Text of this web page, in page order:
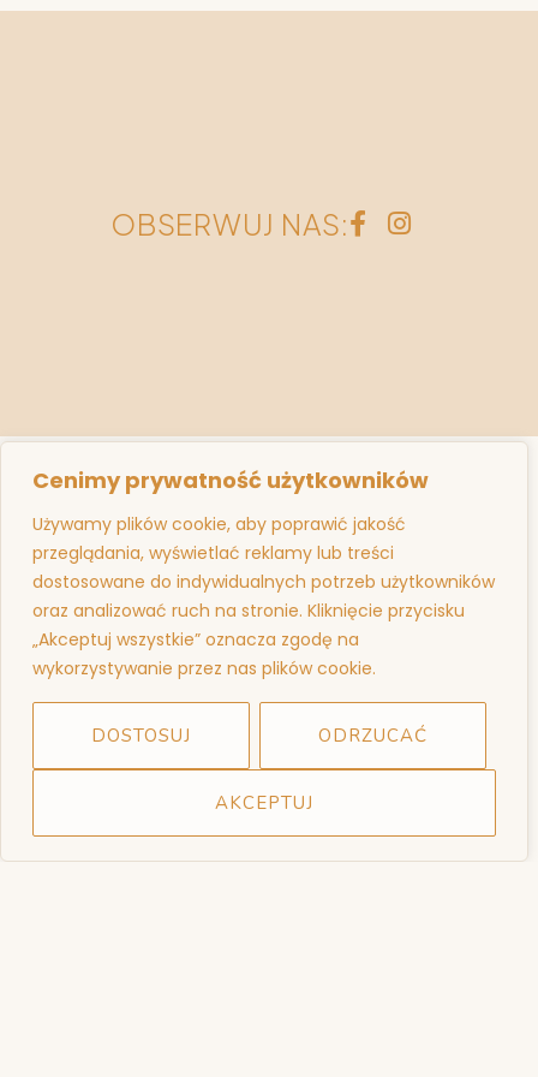
Cenimy prywatność użytkowników
Używamy plików cookie, aby poprawić jakość
przeglądania, wyświetlać reklamy lub treści
dostosowane do indywidualnych potrzeb użytkowników
oraz analizować ruch na stronie. Kliknięcie przycisku
„Akceptuj wszystkie” oznacza zgodę na
wykorzystywanie przez nas plików cookie.
DOSTOSUJ ODRZUCAĆ
AKCEPTUJ
OBSERWUJ NAS:
+48 532 993 766
ubo@ubo.com.pl
O NAS
KONTAKT
REGULAMIN